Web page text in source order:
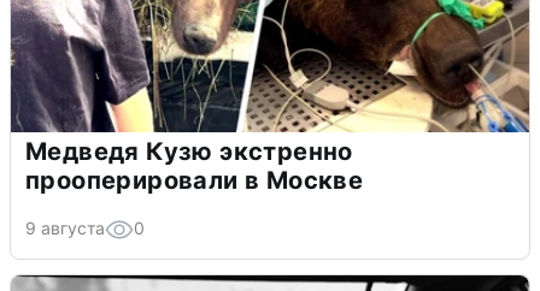
Медведя Кузю экстренно
прооперировали в Москве
9 августа 0